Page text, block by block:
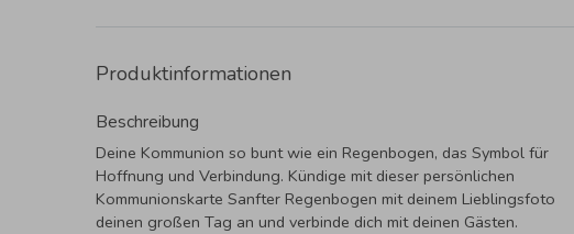
Produktinformationen
Beschreibung
Deine Kommunion so bunt wie ein Regenbogen, das Symbol für
Hoffnung und Verbindung. Kündige mit dieser persönlichen
Kommunionskarte Sanfter Regenbogen mit deinem Lieblingsfoto
deinen großen Tag an und verbinde dich mit deinen Gästen.